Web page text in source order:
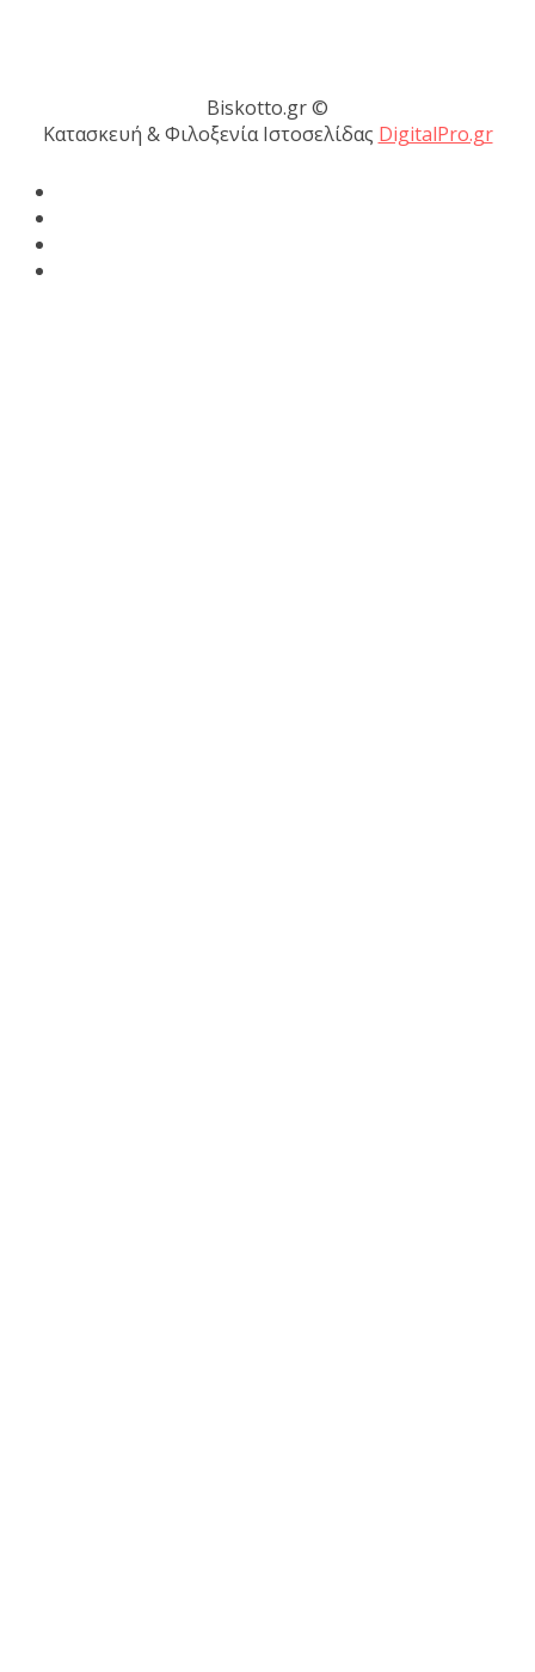
Biskotto.gr ©
Κατασκευή & Φιλοξενία Ιστοσελίδας DigitalPro.gr